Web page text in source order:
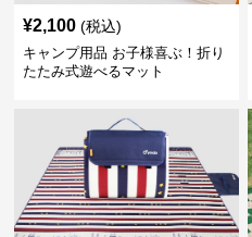
¥2,100 (税込)
キャンプ用品 お子様喜ぶ！折り
たたみ式遊べるマット